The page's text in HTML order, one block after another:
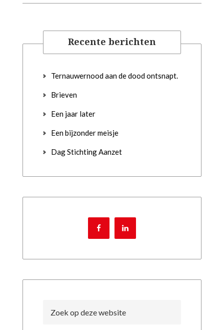
Recente berichten
Ternauwernood aan de dood ontsnapt.
Brieven
Een jaar later
Een bijzonder meisje
Dag Stichting Aanzet